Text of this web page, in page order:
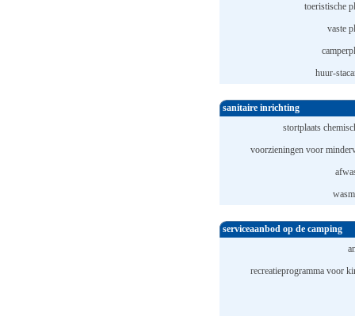
toeristische
vaste
huur-
sanitaire inrichting
stortplaats
voorzieningen voor
serviceaanbod op de camping
recreatieprogramma voor